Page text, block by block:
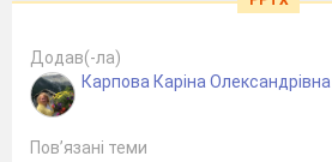
Додав(-ла)
Карпова Каріна Олександрівна
Пов’язані теми